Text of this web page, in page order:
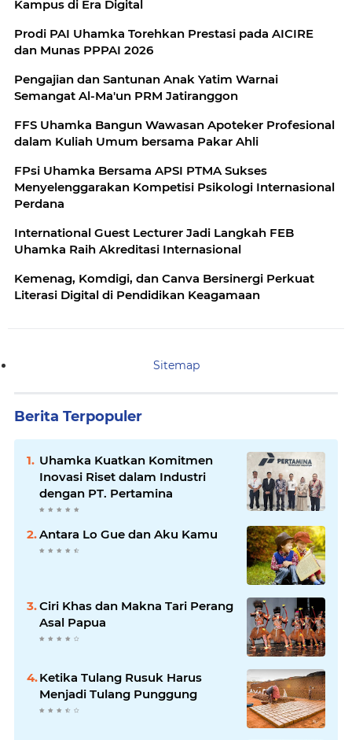
Kampus di Era Digital
Prodi PAI Uhamka Torehkan Prestasi pada AICIRE
dan Munas PPPAI 2026
Pengajian dan Santunan Anak Yatim Warnai
Semangat Al-Ma'un PRM Jatiranggon
FFS Uhamka Bangun Wawasan Apoteker Profesional
dalam Kuliah Umum bersama Pakar Ahli
FPsi Uhamka Bersama APSI PTMA Sukses
Menyelenggarakan Kompetisi Psikologi Internasional
Perdana
International Guest Lecturer Jadi Langkah FEB
Uhamka Raih Akreditasi Internasional
Kemenag, Komdigi, dan Canva Bersinergi Perkuat
Literasi Digital di Pendidikan Keagamaan
Sitemap
Berita Terpopuler
Uhamka Kuatkan Komitmen
Inovasi Riset dalam Industri
dengan PT. Pertamina
Antara Lo Gue dan Aku Kamu
Ciri Khas dan Makna Tari Perang
Asal Papua
Ketika Tulang Rusuk Harus
Menjadi Tulang Punggung